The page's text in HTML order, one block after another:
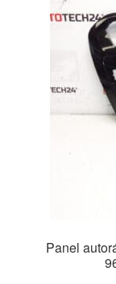
Panel